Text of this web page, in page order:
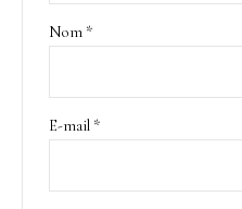
Nom *
E-mail *